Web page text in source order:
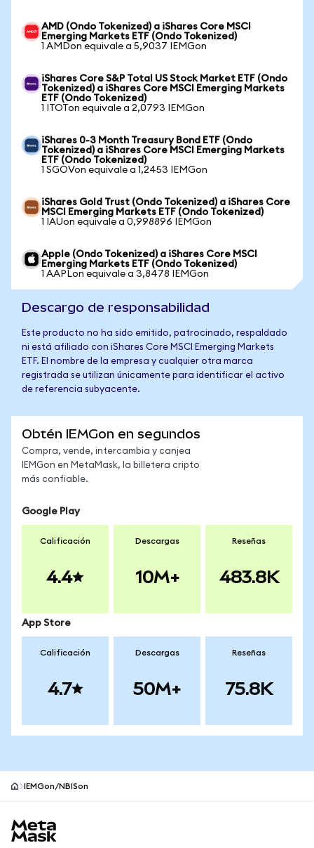
AMD (Ondo Tokenized) a iShares Core MSCI
Emerging Markets ETF (Ondo Tokenized)
1 AMDon equivale a 5,9037 IEMGon
iShares Core S&P Total US Stock Market ETF (Ondo
Tokenized) a iShares Core MSCI Emerging Markets
ETF (Ondo Tokenized)
1 ITOTon equivale a 2,0793 IEMGon
iShares 0-3 Month Treasury Bond ETF (Ondo
Tokenized) a iShares Core MSCI Emerging Markets
ETF (Ondo Tokenized)
1 SGOVon equivale a 1,2453 IEMGon
iShares Gold Trust (Ondo Tokenized) a iShares Core
MSCI Emerging Markets ETF (Ondo Tokenized)
1 IAUon equivale a 0,998896 IEMGon
Apple (Ondo Tokenized) a iShares Core MSCI
Emerging Markets ETF (Ondo Tokenized)
1 AAPLon equivale a 3,8478 IEMGon
Descargo de responsabilidad
Este producto no ha sido emitido, patrocinado, respaldado
ni está afiliado con iShares Core MSCI Emerging Markets
ETF. El nombre de la empresa y cualquier otra marca
registrada se utilizan únicamente para identificar el activo
de referencia subyacente.
Obtén IEMGon en segundos
Compra, vende, intercambia y canjea
IEMGon en MetaMask, la billetera cripto
más confiable.
Google Play
Calificación
4.4
Descargas
10M+
Reseñas
483.8K
App Store
Calificación
4.7
Descargas
50M+
Reseñas
75.8K
IEMGon/NBISon